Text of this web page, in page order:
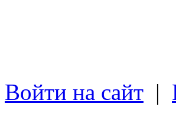
Войти на сайт |